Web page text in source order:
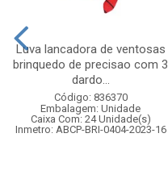
Luva lancadora de ventosas
brinquedo de precisao com 3
dardo...
Código: 836370
Embalagem: Unidade
Caixa Com: 24 Unidade(s)
Inmetro: ABCP-BRI-0404-2023-16